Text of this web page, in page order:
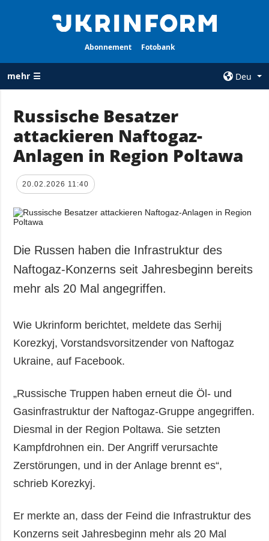
Abonnement Fotobank
mehr ☰
Deu
ALLE
RUBRIKEN
Krieg
Wiederaufbau
Politik
Militär
Gesellschaft und
Kultur
Kriminalität
Notstand und
Notfälle
AGENTUR
Über uns
Politik zur
personenbezogener
Daten
Veröffentlichungen
Fotos
Video
LEISTUNGEN
Fotobank
Russische Besatzer
attackieren Naftogaz-
Anlagen in Region Poltawa
20.02.2026 11:40
Die Russen haben die Infrastruktur des
Naftogaz-Konzerns seit Jahresbeginn bereits
mehr als 20 Mal angegriffen.
Wie Ukrinform berichtet, meldete das Serhij
Korezkyj, Vorstandsvorsitzender von Naftogaz
Ukraine, auf Facebook.
„Russische Truppen haben erneut die Öl- und
Gasinfrastruktur der Naftogaz-Gruppe angegriffen.
Diesmal in der Region Poltawa. Sie setzten
Kampfdrohnen ein. Der Angriff verursachte
Zerstörungen, und in der Anlage brennt es“,
schrieb Korezkyj.
Er merkte an, dass der Feind die Infrastruktur des
Konzerns seit Jahresbeginn mehr als 20 Mal